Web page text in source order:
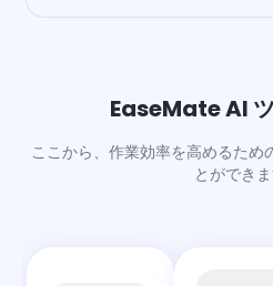
に体験してほしい正確な結果を
ズムとストーリーテリングを向
き、照明、トランジション、音
ーションの指示を追加します。
した後、自然な会話を通じて動
EaseMate AI
ここから、作業効率を高めるため
とができま